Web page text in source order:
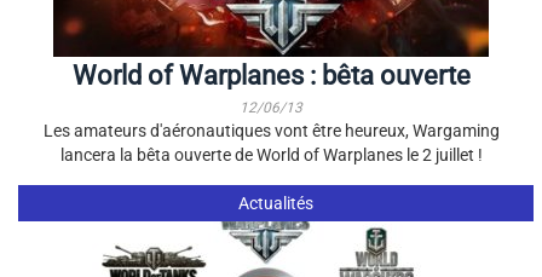
World of Warplanes : bêta ouverte
12/06/13
Les amateurs d'aéronautiques vont être heureux, Wargaming
lancera la bêta ouverte de World of Warplanes le 2 juillet !
Actualités